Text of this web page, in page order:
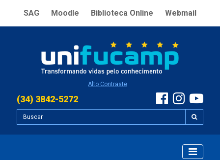
SAG Moodle Biblioteca Online Webmail
Alto Contraste
(34) 3842-5272